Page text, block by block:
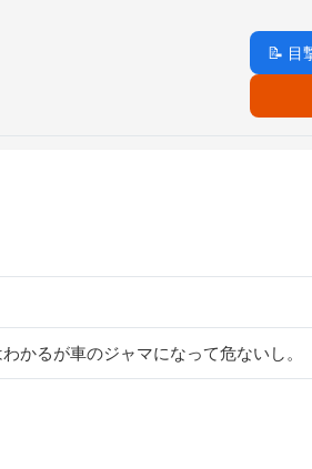
📝 目
るが車のジャマになって危ないし。